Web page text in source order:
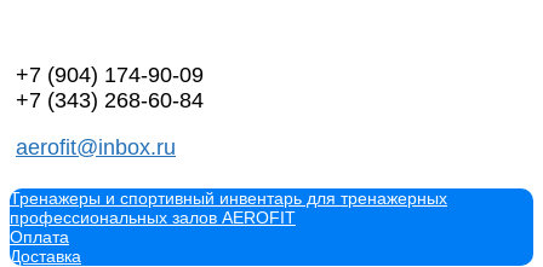
+7 (904) 174-90-09
+7 (343) 268-60-84
aerofit@inbox.ru
Тренажеры и спортивный инвентарь для тренажерных
профессиональных залов AEROFIT
Оплата
Доставка